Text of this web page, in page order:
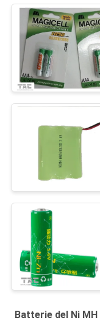
Batterie del Ni MH